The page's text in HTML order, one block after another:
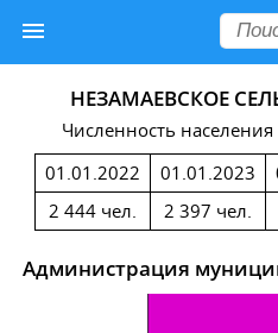
НЕЗАМАЕВСКОЕ
Численность
01.01.2022
2 444 чел.
01.01.2023
2 397 чел.
Администрация